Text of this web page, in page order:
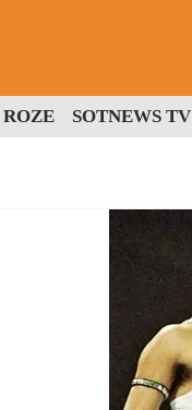
ROZE SOTNEWS TV